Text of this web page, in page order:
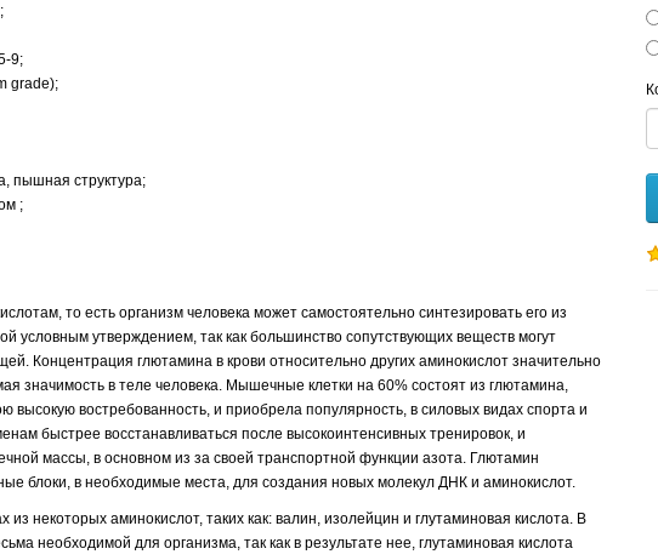
9;
grade);
пышная структура;
;
то есть организм человека может самостоятельно синтезировать его из
условным утверждением, так как большинство сопутствующих веществ могут
Концентрация глютамина в крови относительно других аминокислот значительно
значимость в теле человека. Мышечные клетки на 60% состоят из глютамина,
востребованность, и приобрела популярность, в силовых видах спорта и
быстрее восстанавливаться после высокоинтенсивных тренировок, и
массы, в основном из за своей транспортной функции азота. Глютамин
блоки, в необходимые места, для создания новых молекул ДНК и аминокислот.
некоторых аминокислот, таких как: валин, изолейцин и глутаминовая кислота. В
необходимой для организма, так как в результате нее, глутаминовая кислота